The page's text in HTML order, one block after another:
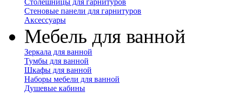
Столешницы для гарнитуров
Стеновые панели для гарнитуров
Аксессуары
Мебель для ванной
Зеркала для ванной
Тумбы для ванной
Шкафы для ванной
Наборы мебели для ванной
Душевые кабины